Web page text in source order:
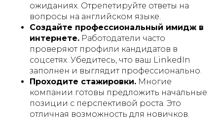
ожиданиях. Отрепетируйте ответы на
вопросы на английском языке.
Создайте профессиональный имидж в
интернете. Работодатели часто
проверяют профили кандидатов в
соцсетях. Убедитесь, что ваш LinkedIn
заполнен и выглядит профессионально.
Проходите стажировки. Многие
компании готовы предложить начальные
позиции с перспективой роста. Это
отличная возможность для новичков.